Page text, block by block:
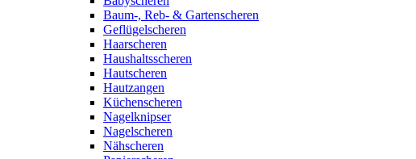
Baum-, Reb- & Gartenscheren
Geflügelscheren
Haarscheren
Haushaltsscheren
Hautscheren
Hautzangen
Küchenscheren
Nagelknipser
Nagelscheren
Nähscheren